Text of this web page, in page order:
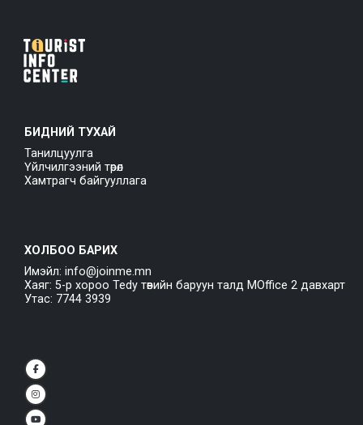
БИДНИЙ ТУХАЙ
Танилцуулга
Үйлчилгээний төрөл
Хамтрагч байгууллага
ХОЛБОО БАРИХ
Имэйл: info@joinme.mn
Хаяг: 5-р хороо Tedy төвийн баруун талд MOffice 2 давхарт
Утас: 7744 3939